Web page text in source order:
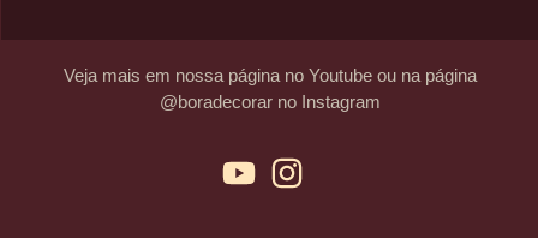
Veja mais em nossa página no Youtube ou na página
@boradecorar no Instagram